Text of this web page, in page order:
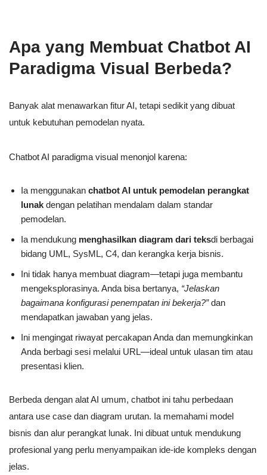
Apa yang Membuat Chatbot AI
Paradigma Visual Berbeda?
Banyak alat menawarkan fitur AI, tetapi sedikit yang dibuat
untuk kebutuhan pemodelan nyata.
Chatbot AI paradigma visual menonjol karena:
Ia menggunakan chatbot AI untuk pemodelan perangkat
lunak dengan pelatihan mendalam dalam standar
pemodelan.
Ia mendukung menghasilkan diagram dari teksdi berbagai
bidang UML, SysML, C4, dan kerangka kerja bisnis.
Ini tidak hanya membuat diagram—tetapi juga membantu
mengeksplorasinya. Anda bisa bertanya, “Jelaskan
bagaimana konfigurasi penempatan ini bekerja?”dan
mendapatkan jawaban yang jelas.
Ini mengingat riwayat percakapan Anda dan memungkinkan
Anda berbagi sesi melalui URL—ideal untuk ulasan tim atau
presentasi klien.
Berbeda dengan alat AI umum, chatbot ini tahu perbedaan
antara use case dan diagram urutan. Ia memahami model
bisnis dan alur perangkat lunak. Ini dibuat untuk mendukung
profesional yang perlu menyampaikan ide-ide kompleks dengan
jelas.